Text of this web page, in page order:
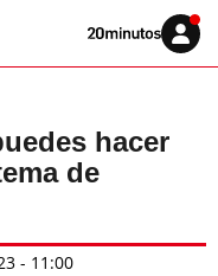
Volver
Iniciar
sesión
hacer
de
- 11:00